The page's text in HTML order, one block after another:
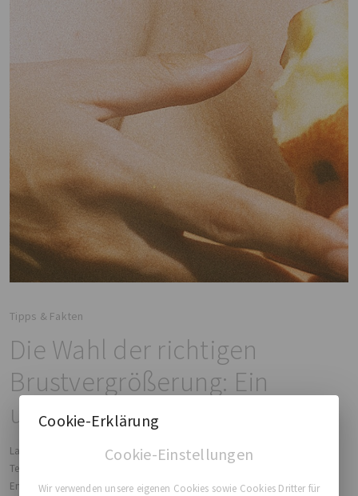
Tipps & Fakten
Die Wahl der richtigen
Brustvergrößerung: Ein
umfassender Leitfaden
Lassen Sie uns diese Verfahren im Detail erkunden, die Optionen und die
Terminologie entmystifizieren und Ihnen helfen, eine informierte
Entscheidung zu treffen, um die gewünschten Ergebnisse zu erzielen.
Cookie-Erklärung
Cookie-Einstellungen
Wir verwenden unsere eigenen Cookies sowie Cookies Dritter für